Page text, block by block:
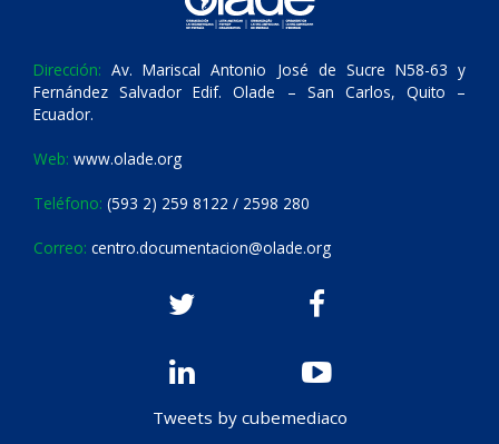
Dirección: Av. Mariscal Antonio José de Sucre N58-63 y
Fernández Salvador Edif. Olade – San Carlos, Quito –
Ecuador.
Web: www.olade.org
Teléfono: (593 2) 259 8122 / 2598 280
Correo: centro.documentacion@olade.org
Tweets by cubemediaco